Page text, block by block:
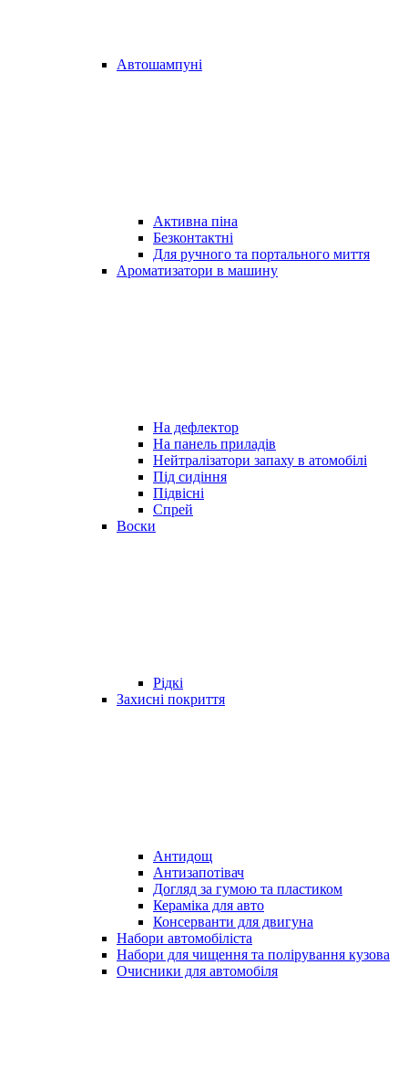
Автошампуні
Активна піна
Безконтактні
Для ручного та портального миття
Ароматизатори в машину
На дефлектор
На панель приладів
Нейтралізатори запаху в атомобілі
Під сидіння
Підвісні
Спрей
Воски
Рідкі
Захисні покриття
Антидощ
Антизапотівач
Догляд за гумою та пластиком
Кераміка для авто
Консерванти для двигуна
Набори автомобіліста
Набори для чищення та полірування кузова
Очисники для автомобіля